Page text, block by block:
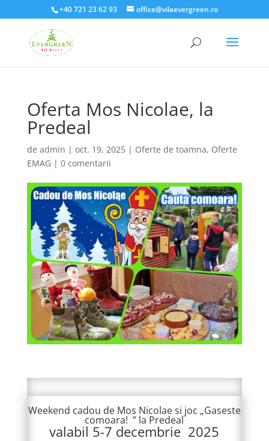
+40 721 23 62 93 office@vilaevergreen.ro
Oferta Mos Nicolae, la
Predeal
de admin | oct. 19, 2025| Oferte de toamna, Oferte
EMAG | 0 comentarii
Weekend cadou de Mos Nicolae si joc „Gaseste
comoara! ” la Predeal
valabil 5-7 decembrie 2025